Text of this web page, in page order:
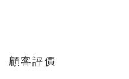
顧客評價